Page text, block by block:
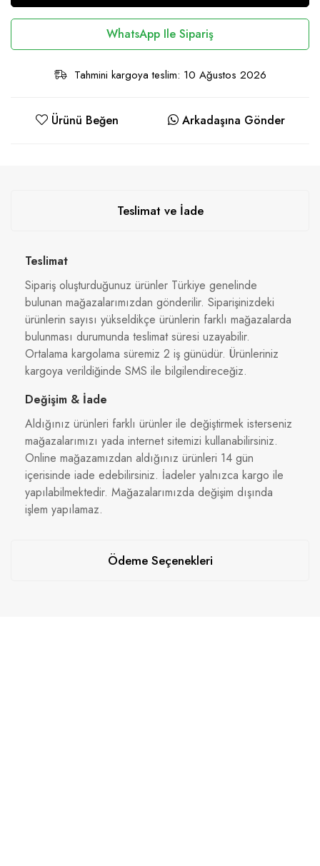
WhatsApp Ile Sipariş
Tahmini kargoya teslim: 10 Ağustos 2026
Ürünü Beğen Arkadaşına Gönder
Teslimat ve İade
Teslimat
Sipariş oluşturduğunuz ürünler Türkiye genelinde
bulunan mağazalarımızdan gönderilir. Siparişinizdeki
ürünlerin sayısı yükseldikçe ürünlerin farklı mağazalarda
bulunması durumunda teslimat süresi uzayabilir.
Ortalama kargolama süremiz 2 iş günüdür. Ürünleriniz
kargoya verildiğinde SMS ile bilgilendireceğiz.
Değişim & İade
Aldığınız ürünleri farklı ürünler ile değiştirmek isterseniz
mağazalarımızı yada internet sitemizi kullanabilirsiniz.
Online mağazamızdan aldığınız ürünleri 14 gün
içerisinde iade edebilirsiniz. İadeler yalnızca kargo ile
yapılabilmektedir. Mağazalarımızda değişim dışında
işlem yapılamaz.
Ödeme Seçenekleri